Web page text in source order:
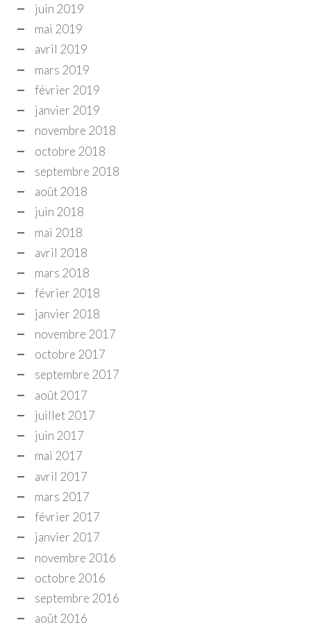
juin 2019
mai 2019
avril 2019
mars 2019
février 2019
janvier 2019
novembre 2018
octobre 2018
septembre 2018
août 2018
juin 2018
mai 2018
avril 2018
mars 2018
février 2018
janvier 2018
novembre 2017
octobre 2017
septembre 2017
août 2017
juillet 2017
juin 2017
mai 2017
avril 2017
mars 2017
février 2017
janvier 2017
novembre 2016
octobre 2016
septembre 2016
août 2016